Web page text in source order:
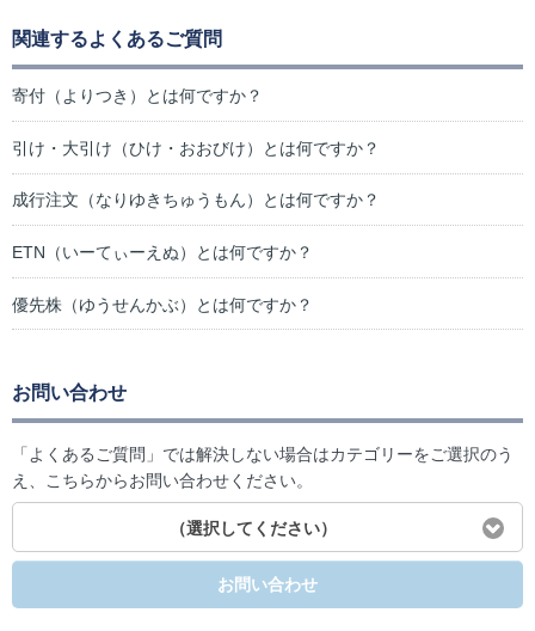
関連するよくあるご質問
寄付（よりつき）とは何ですか？
引け・大引け（ひけ・おおびけ）とは何ですか？
成行注文（なりゆきちゅうもん）とは何ですか？
ETN（いーてぃーえぬ）とは何ですか？
優先株（ゆうせんかぶ）とは何ですか？
お問い合わせ
「よくあるご質問」では解決しない場合はカテゴリーをご選択のう
え、こちらからお問い合わせください。
（選択してください）
お問い合わせ